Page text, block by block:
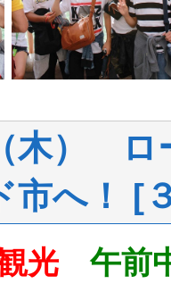
木） ロ
市へ！ [
光 午前